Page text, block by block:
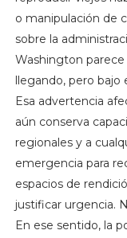
o manipulación de
sobre la
Washington parece
llegando, pero
Esa advertencia
aún conserva
regionales y a
emergencia para
espacios de
justificar urgencia.
En ese sentido, la